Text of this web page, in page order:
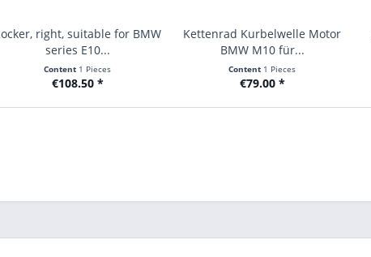
right, suitable for BMW
series E10...
Content 1 Pieces
€108.50 *
Kettenrad Kurbelwelle Motor
BMW M10 für...
Content 1 Pieces
€79.00 *